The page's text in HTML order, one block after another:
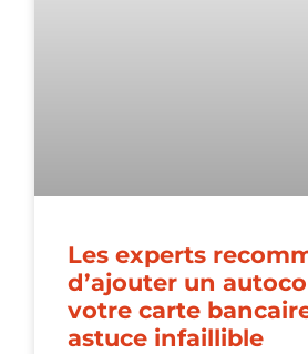
Les experts
d’ajouter un
votre carte
astuce infaillible